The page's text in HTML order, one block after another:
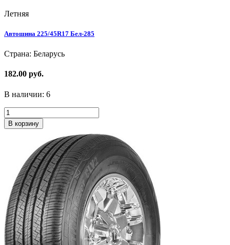
Летняя
Автошина 225/45R17 Бел-285
Страна: Беларусь
182.00 руб.
В наличии: 6
В корзину